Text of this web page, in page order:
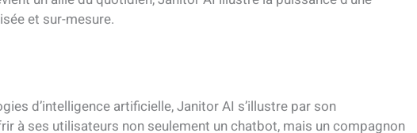
et sur-mesure.
d’intelligence artificielle, Janitor AI s’illustre par son
à ses utilisateurs non seulement un chatbot, mais un compagnon